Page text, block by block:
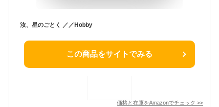
汝、星のごとく ／／Hobby
この商品をサイトでみる
価格と在庫をAmazonでチェック >>